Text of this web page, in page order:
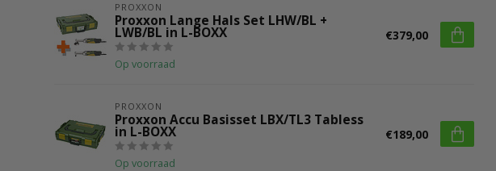
PROXXON
Proxxon Lange Hals Set LHW/BL +
LWB/BL in L-BOXX
Op voorraad
€379,00
PROXXON
Proxxon Accu Basisset LBX/TL3 Tabless
in L-BOXX
Op voorraad
€189,00